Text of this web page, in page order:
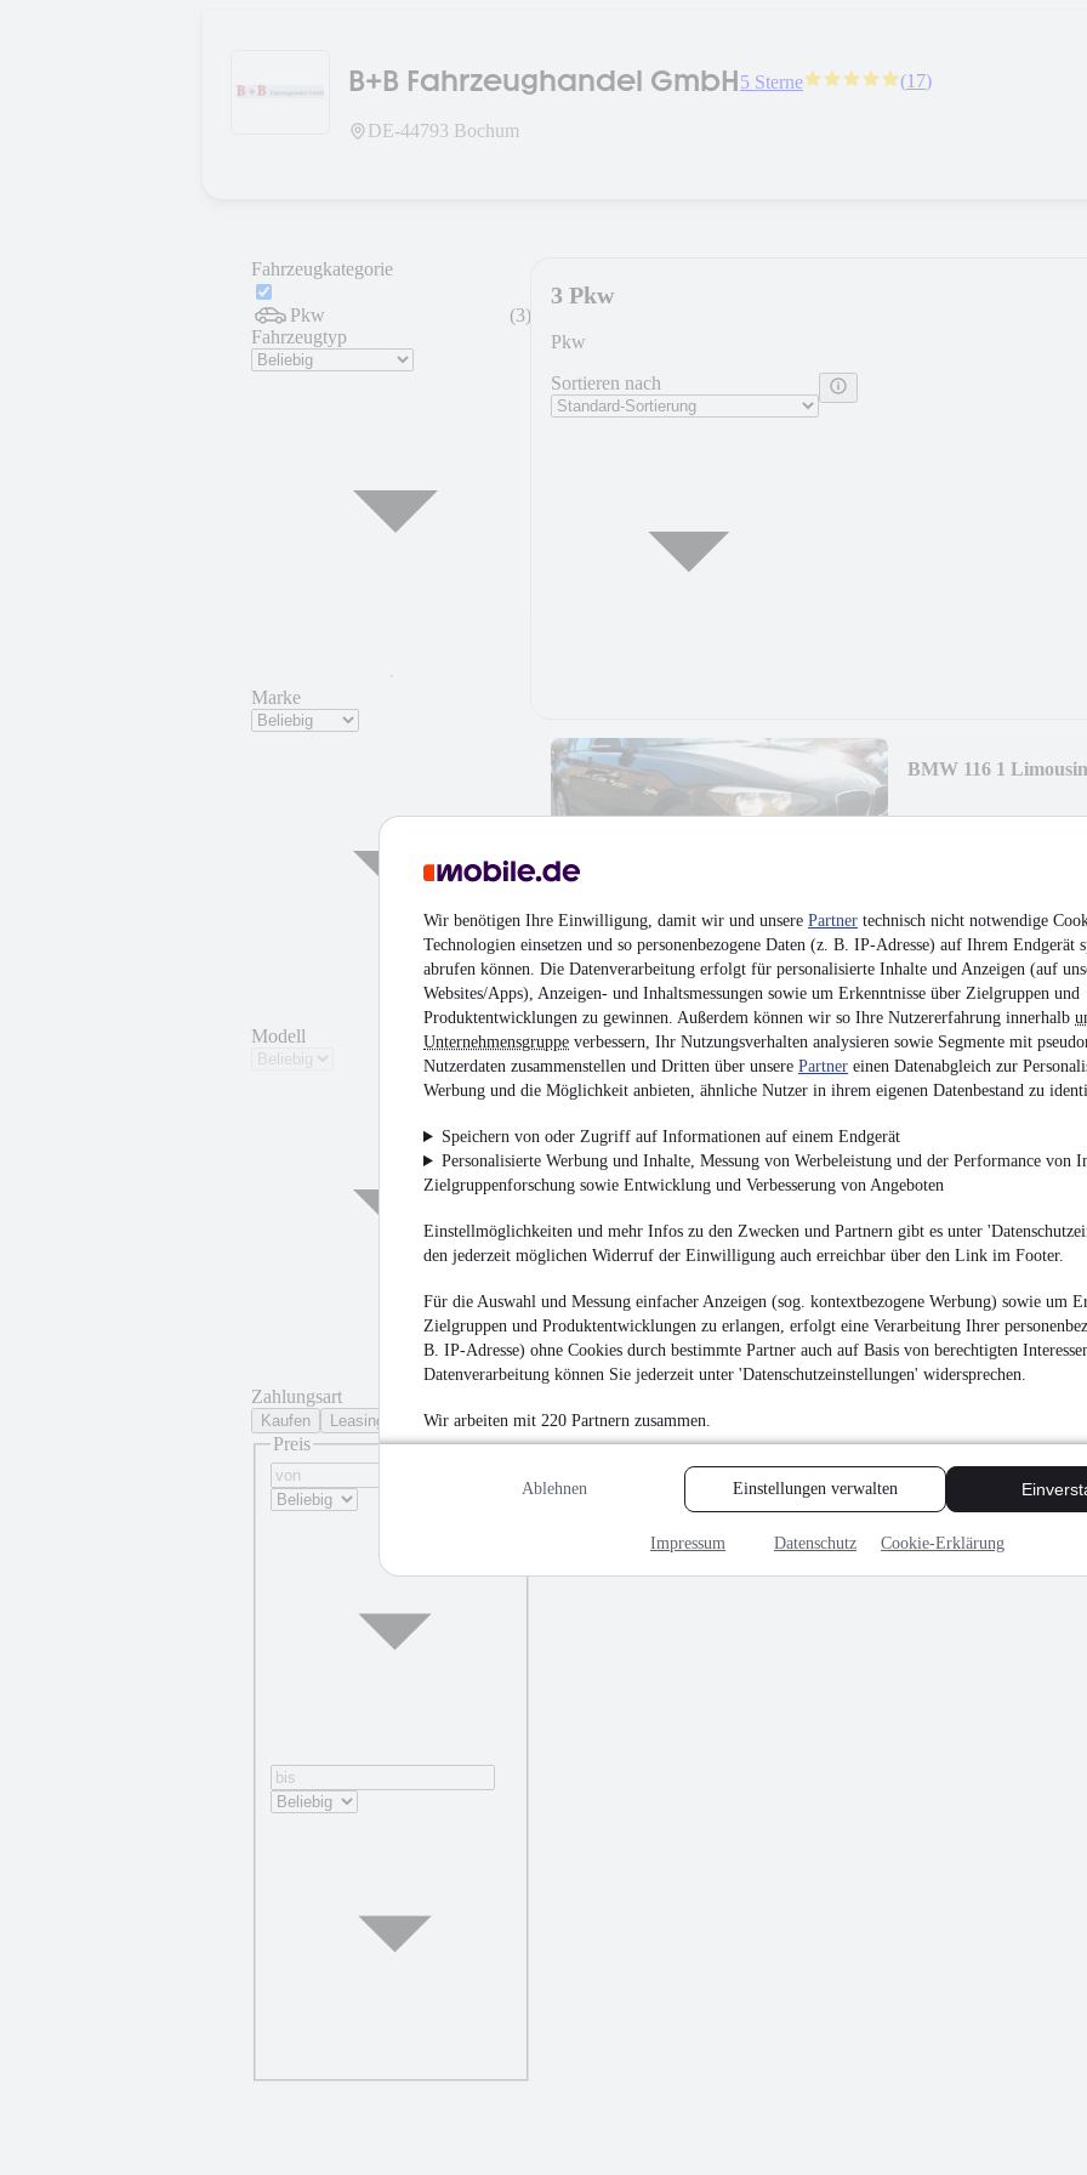
Wir benötigen Ihre Einwilligung, damit wir und unsere Partner technisch nicht notwendige
Technologien einsetzen und so personenbezogene Daten (z. B. IP-Adresse) auf Ihrem Endgerät
abrufen können. Die Datenverarbeitung erfolgt für personalisierte Inhalte und Anzeigen (auf
Websites/Apps), Anzeigen- und Inhaltsmessungen sowie um Erkenntnisse über Zielgruppen und
Produktentwicklungen zu gewinnen. Außerdem können wir so Ihre Nutzererfahrung innerhalb
Unternehmensgruppe verbessern, Ihr Nutzungsverhalten analysieren sowie Segmente mit
Nutzerdaten zusammenstellen und Dritten über unsere Partner einen Datenabgleich zur
Werbung und die Möglichkeit anbieten, ähnliche Nutzer in ihrem eigenen Datenbestand zu
Speichern von oder Zugriff auf Informationen auf einem Endgerät
Personalisierte Werbung und Inhalte, Messung von Werbeleistung und der Performance von
Zielgruppenforschung sowie Entwicklung und Verbesserung von Angeboten
Einstellmöglichkeiten und mehr Infos zu den Zwecken und Partnern gibt es unter
den jederzeit möglichen Widerruf der Einwilligung auch erreichbar über den Link im Footer.
Für die Auswahl und Messung einfacher Anzeigen (sog. kontextbezogene Werbung) sowie um
Zielgruppen und Produktentwicklungen zu erlangen, erfolgt eine Verarbeitung Ihrer
B. IP-Adresse) ohne Cookies durch bestimmte Partner auch auf Basis von berechtigten
Datenverarbeitung können Sie jederzeit unter 'Datenschutzeinstellungen' widersprechen.
Wir arbeiten mit 220 Partnern zusammen.
Ablehnen Einstellungen verwalten
Impressum Datenschutz Cookie-Erklärung
B+B Fahrzeughandel GmbH5 Sterne (17)
DE-44793 Bochum
Fahrzeugkategorie
Pkw (3)
Fahrzeugtyp
Marke
Modell
Zahlungsart
Kaufen Leasing
Preis
3 Pkw
Pkw
Sortieren nach
BMW 116 1
5.800 €
Peugeot 308 CC
3.900 €
Unfallfrei•EZ 11/
Peugeot 308 SW
4.500 €
Unfallfrei•EZ 05/
MwSt. ausweisbar